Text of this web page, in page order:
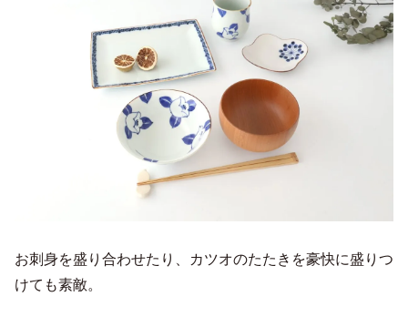
お刺身を盛り合わせたり、カツオのたたきを豪快に盛りつ
けても素敵。